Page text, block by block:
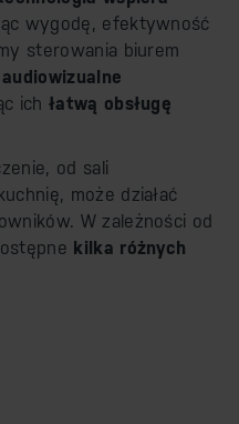
wygodę, efektywność
sterowania biurem
ich łatwą obsługę
od sali
może działać
W zależności od
kilka różnych